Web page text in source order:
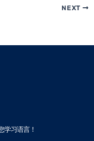
NEXT
学习语言！